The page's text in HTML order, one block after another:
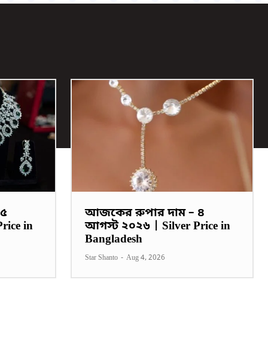
in
আজকের রুপার দাম – ৪
আগস্ট ২০২৬ | Silver Price in
Bangladesh
Star Shanto - Aug 4, 2026